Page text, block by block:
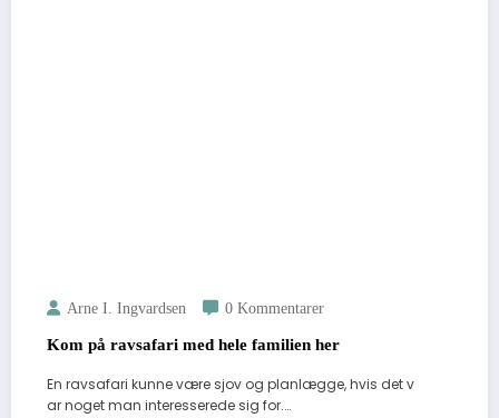
Arne I. Ingvardsen 0 Kommentarer
Kom på ravsafari med hele familien her
En ravsafari kunne være sjov og planlægge, hvis det v
ar noget man interesserede sig for.…